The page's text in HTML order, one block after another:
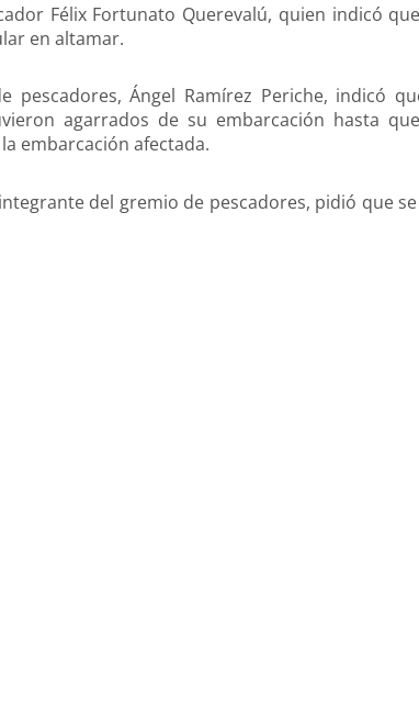
Félix Fortunato Querevalú, quien indicó
en altamar.
pescadores, Ángel Ramírez Periche, indicó
agarrados de su embarcación hasta
embarcación afectada.
del gremio de pescadores, pidió que